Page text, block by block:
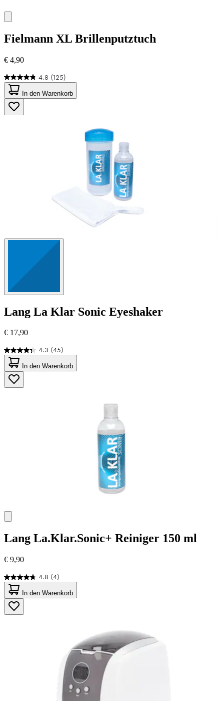
Fielmann XL Brillenputztuch
€ 4,90
4.8 (125)
4.8
von
5
Sternen.
125
In den Warenkorb
Lang La Klar Sonic Eyeshaker
€ 17,90
4.3 (45)
4.3
von
5
Sternen.
45
In den Warenkorb
Lang La.Klar.Sonic+ Reiniger 150 ml
€ 9,90
4.8 (4)
4.8
von
5
Sternen.
4
In den Warenkorb